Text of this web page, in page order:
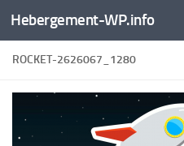
Skip to content
Hebergement-WP.info
ROCKET-2626067_1280